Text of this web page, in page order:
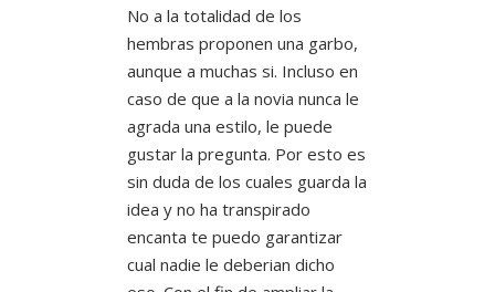
No a la totalidad de los
hembras proponen una garbo,
aunque a muchas si. Incluso en
caso de que a la novia nunca le
agrada una estilo, le puede
gustar la pregunta. Por esto es
sin duda de los cuales guarda la
idea y no ha transpirado
encanta te puedo garantizar
cual nadie le deberian dicho